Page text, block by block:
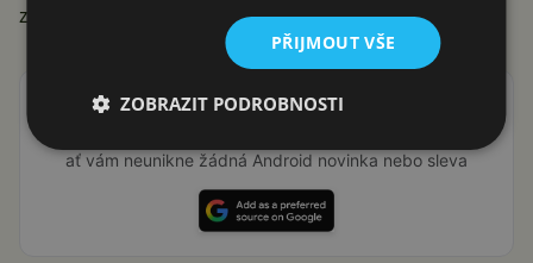
zdroj: androidcommunity.com
Přidat Svět Androida mezi preferované stránky na
ať vám neunikne žádná Android novinka nebo sleva
PŘIJMOUT VŠE
ZOBRAZIT PODROBNOSTI